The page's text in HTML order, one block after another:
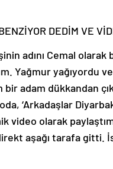
DEDİM VE
adını Cemal
Yağmur yağıyordu
bir adam dükkandan
‘Arkadaşlar
video olarak
aşağı tarafa gitti.